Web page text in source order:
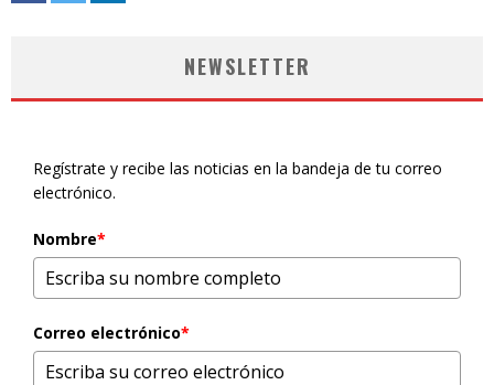
NEWSLETTER
Regístrate y recibe las noticias en la bandeja de tu correo
electrónico.
Nombre*
Correo electrónico*